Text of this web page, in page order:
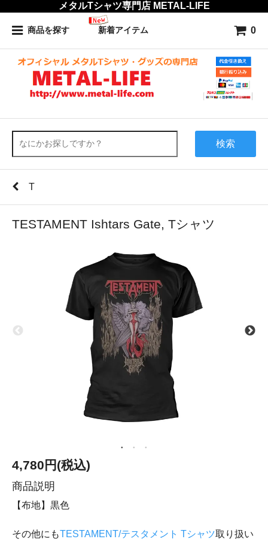
メタルTシャツ専門店 METAL-LIFE
商品を探す 新着アイテム 0
検索
T
TESTAMENT Ishtars Gate, Tシャツ
4,780円(税込)
商品説明
【布地】黒色
その他にもTESTAMENT/テスタメント Tシャツ取り扱い